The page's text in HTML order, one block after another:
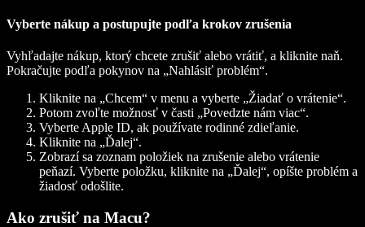
Vyberte nákup a postupujte podľa krokov zrušenia
Vyhľadajte nákup, ktorý chcete zrušiť alebo vrátiť, a kliknite naň.
Pokračujte podľa pokynov na „Nahlásiť problém“.
Kliknite na „Chcem“ v menu a vyberte „Žiadať o vrátenie“.
Potom zvoľte možnosť v časti „Povedzte nám viac“.
Vyberte Apple ID, ak používate rodinné zdieľanie.
Kliknite na „Ďalej“.
Zobrazí sa zoznam položiek na zrušenie alebo vrátenie
peňazí. Vyberte položku, kliknite na „Ďalej“, opíšte problém a
žiadosť odošlite.
Ako zrušiť na Macu?